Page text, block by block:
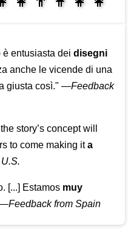
è entusiasta deidisegni
anche le vicende di una
giusta così." —Feedback
story’s concept will
to come making ita
[...] Estamos muy
Feedback from Spain